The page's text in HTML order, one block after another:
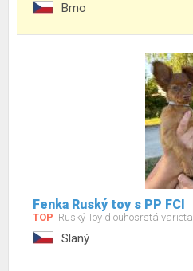
Brno
Fenka Ruský toy s PP FCI
TOP Ruský Toy dlouhosrstá varieta
Slaný